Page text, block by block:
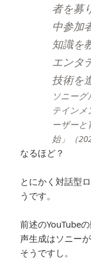
者を募
中参加
知識を
エンタ
技術を
ソニー
テインメ
ーザー
始」（
なるほど？
とにかく対話型
うです。
前述のYouTube
声生成はソニー
そうですし。